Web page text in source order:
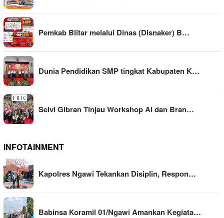
Pemkab Blitar melalui Dinas (Disnaker) B…
Dunia Pendidikan SMP tingkat Kabupaten K…
Selvi Gibran Tinjau Workshop AI dan Bran…
INFOTAINMENT
Kapolres Ngawi Tekankan Disiplin, Respon…
Babinsa Koramil 01/Ngawi Amankan Kegiata…